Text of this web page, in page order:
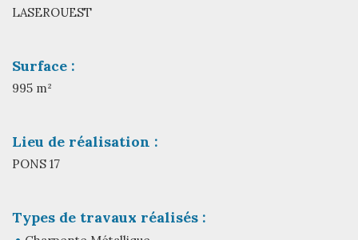
LASEROUEST
Surface :
995 m²
Lieu de réalisation :
PONS 17
Types de travaux réalisés :